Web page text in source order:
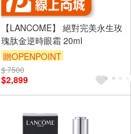
【LANCOME】 絕對完美永生玫
瑰肽金逆時眼霜 20ml
贈OPENPOINT
$ 7500
$2,899